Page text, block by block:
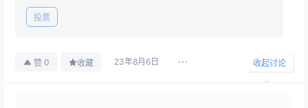
投票
赞 0 收藏 23年8月6日 收起讨论